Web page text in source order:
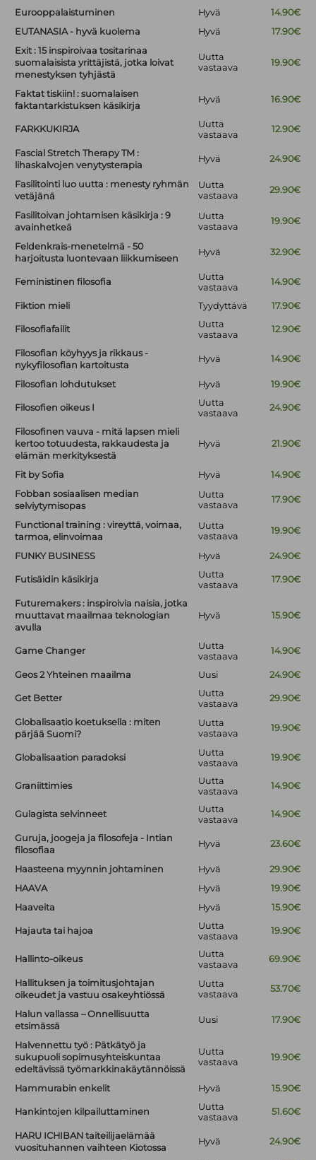
Eurooppalaistuminen Hyvä
14.90€
EUTANASIA - hyvä kuolema
Hyvä
17.90€
Exit : 15 inspiroivaa tositarinaa
suomalaisista yrittäjistä, jotka loivat
menestyksen tyhjästä
Uutta
vastaava
19.90€
Faktat tiskiin! : suomalaisen
faktantarkistuksen käsikirja
Hyvä 16.90€
FARKKUKIRJA
Uutta
vastaava
12.90€
Fascial Stretch Therapy TM :
lihaskalvojen venytysterapia
Hyvä 24.90€
Fasilitointi luo uutta : menesty ryhmän
vetäjänä
Uutta
vastaava
29.90€
Fasilitoivan johtamisen käsikirja : 9
avainhetkeä
Uutta
vastaava
19.90€
Feldenkrais-menetelmä - 50
harjoitusta luontevaan liikkumiseen
Hyvä 32.90€
Feministinen filosofia
Uutta
vastaava
14.90€
Fiktion mieli Tyydyttävä 17.90€
Filosofiafailit
Uutta
vastaava
12.90€
Filosofian köyhyys ja rikkaus -
nykyfilosofian kartoitusta
Hyvä 14.90€
Filosofian lohdutukset Hyvä 19.90€
Filosofien oikeus I
Uutta
vastaava
24.90€
Filosofinen vauva - mitä lapsen mieli
kertoo totuudesta, rakkaudesta ja
elämän merkityksestä
Hyvä 21.90€
Fit by Sofia Hyvä
14.90€
Fobban sosiaalisen median
selviytymisopas
Uutta
vastaava
17.90€
Functional training : vireyttä, voimaa,
tarmoa, elinvoimaa
Uutta
vastaava
19.90€
FUNKY BUSINESS Hyvä 24.90€
Futisäidin käsikirja
Uutta
vastaava
17.90€
Futuremakers : inspiroivia naisia, jotka
muuttavat maailmaa teknologian
avulla
Hyvä 15.90€
Game Changer
Uutta
vastaava
14.90€
Geos 2 Yhteinen maailma Uusi 24.90€
Get Better
Uutta
vastaava
29.90€
Globalisaatio koetuksella : miten
pärjää Suomi?
Uutta
vastaava
19.90€
Globalisaation paradoksi
Uutta
vastaava
19.90€
Graniittimies
Uutta
vastaava
14.90€
Gulagista selvinneet
Uutta
vastaava
14.90€
Guruja, joogeja ja filosofeja - Intian
filosofiaa
Hyvä 23.60€
Haasteena myynnin johtaminen Hyvä
29.90€
HAAVA
Hyvä
19.90€
Haaveita
Hyvä 15.90€
Hajauta tai hajoa
Uutta
vastaava
19.90€
Hallinto-oikeus
Uutta
vastaava
69.90€
Hallituksen ja toimitusjohtajan
oikeudet ja vastuu osakeyhtiössä
Uutta
vastaava
53.70€
Halun vallassa – Onnellisuutta
etsimässä
Uusi 17.90€
Halvennettu työ : Pätkätyö ja
sukupuoli sopimusyhteiskuntaa
edeltävissä työmarkkinakäytännöissä
Uutta
vastaava
19.90€
Hammurabin enkelit Hyvä 15.90€
Hankintojen kilpailuttaminen
Uutta
vastaava
51.60€
HARU ICHIBAN taiteilijaelämää
vuosituhannen vaihteen Kiotossa
Hyvä 24.90€